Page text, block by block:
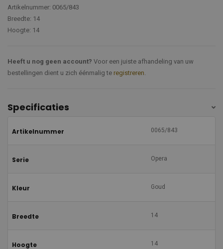
Artikelnummer: 0065/843
Breedte: 14
Hoogte: 14
Heeft u nog geen account? Voor een juiste afhandeling van uw
bestellingen dient u zich éénmalig te registreren.
Specificaties
Artikelnummer 0065/843
Serie Opera
Kleur Goud
Breedte 14
Hoogte 14